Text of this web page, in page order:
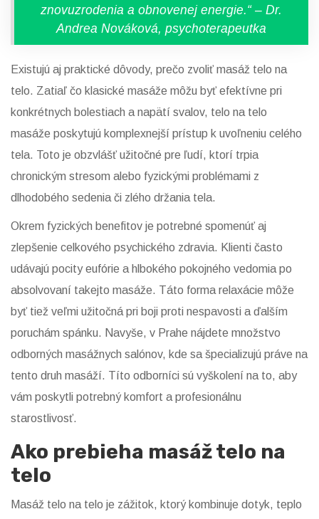
znovuzrodenia a obnovenej energie.“ – Dr.
Andrea Nováková, psychoterapeutka
Existujú aj praktické dôvody, prečo zvoliť masáž telo na
telo. Zatiaľ čo klasické masáže môžu byť efektívne pri
konkrétnych bolestiach a napätí svalov, telo na telo
masáže poskytujú komplexnejší prístup k uvoľneniu celého
tela. Toto je obzvlášť užitočné pre ľudí, ktorí trpia
chronickým stresom alebo fyzickými problémami z
dlhodobého sedenia či zlého držania tela.
Okrem fyzických benefitov je potrebné spomenúť aj
zlepšenie celkového psychického zdravia. Klienti často
udávajú pocity eufórie a hlbokého pokojného vedomia po
absolvovaní takejto masáže. Táto forma relaxácie môže
byť tiež veľmi užitočná pri boji proti nespavosti a ďalším
poruchám spánku. Navyše, v Prahe nájdete množstvo
odborných masážnych salónov, kde sa špecializujú práve na
tento druh masáží. Títo odborníci sú vyškolení na to, aby
vám poskytli potrebný komfort a profesionálnu
starostlivosť.
Ako prebieha masáž telo na
telo
Masáž telo na telo je zážitok, ktorý kombinuje dotyk, teplo